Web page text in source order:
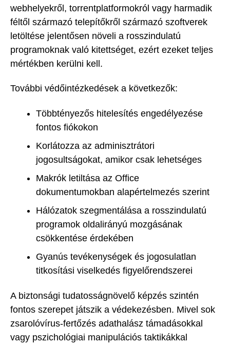
webhelyekről, torrentplatformokról vagy harmadik
féltől származó telepítőkről származó szoftverek
letöltése jelentősen növeli a rosszindulatú
programoknak való kitettséget, ezért ezeket teljes
mértékben kerülni kell.
További védőintézkedések a következők:
Többtényezős hitelesítés engedélyezése
fontos fiókokon
Korlátozza az adminisztrátori
jogosultságokat, amikor csak lehetséges
Makrók letiltása az Office
dokumentumokban alapértelmezés szerint
Hálózatok szegmentálása a rosszindulatú
programok oldalirányú mozgásának
csökkentése érdekében
Gyanús tevékenységek és jogosulatlan
titkosítási viselkedés figyelőrendszerei
A biztonsági tudatosságnövelő képzés szintén
fontos szerepet játszik a védekezésben. Mivel sok
zsarolóvírus-fertőzés adathalász támadásokkal
vagy pszichológiai manipulációs taktikákkal